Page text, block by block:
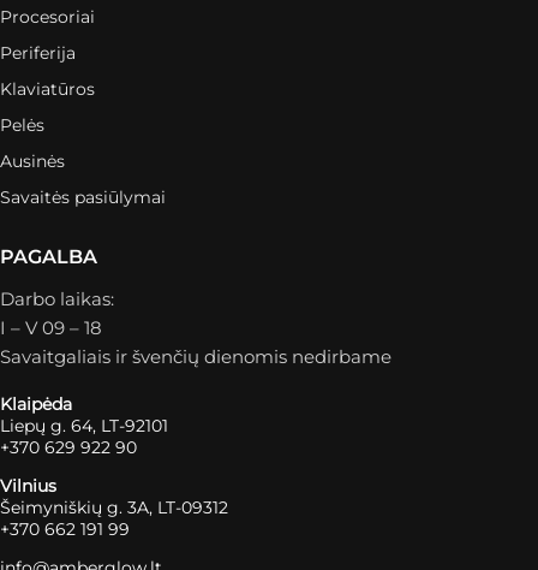
Procesoriai
Periferija
Klaviatūros
Pelės
Ausinės
Savaitės pasiūlymai
PAGALBA
Darbo laikas:
I – V 09 – 18
Savaitgaliais ir švenčių dienomis nedirbame
Klaipėda
Liepų g. 64, LT-92101
+370 629 922 90
Vilnius
Šeimyniškių g. 3A, LT-09312
+370 662 191 99